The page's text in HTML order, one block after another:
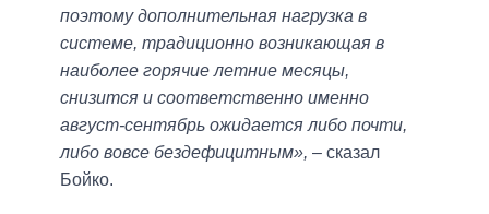
поэтому дополнительная нагрузка в
системе, традиционно возникающая в
наиболее горячие летние месяцы,
снизится и соответственно именно
август-сентябрь ожидается либо почти,
либо вовсе бездефицитным», – сказал
Бойко.